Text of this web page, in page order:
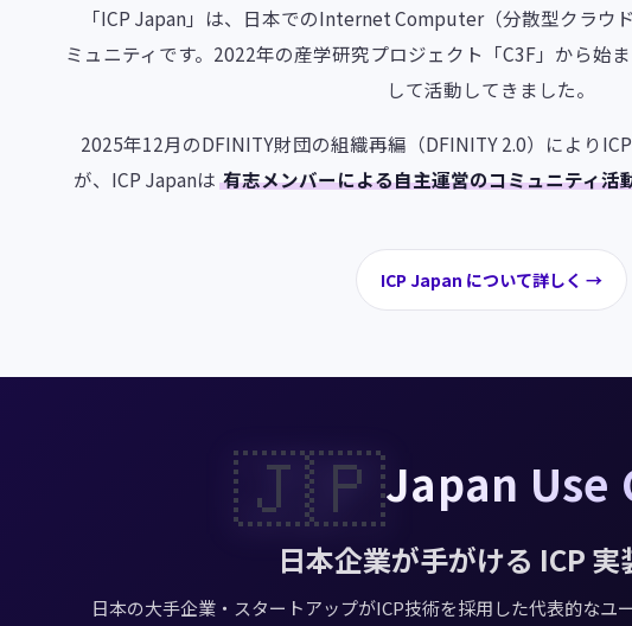
「ICP Japan」は、日本でのInternet Computer（分散型クラウ
ミュニティです。2022年の産学研究プロジェクト「C3F」から始
して活動してきました。
2025年12月のDFINITY財団の組織再編（DFINITY 2.0）により
が、ICP Japanは 有志メンバーによる自主運営のコミュニティ活
ICP Japan について詳しく →
🇯🇵Japan Use
日本企業が手がける ICP 実
日本の大手企業・スタートアップがICP技術を採用した代表的なユ